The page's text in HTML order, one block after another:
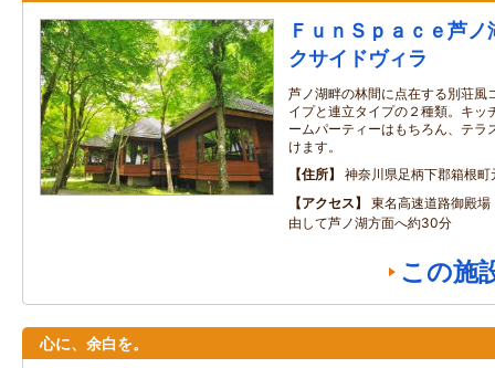
ＦｕｎＳｐａｃｅ芦
クサイドヴィラ
芦ノ湖畔の林間に点在する別荘風
イプと連立タイプの２種類。キッ
ームパーティーはもちろん、テラ
けます。
住所
神奈川県足柄下郡箱根町
アクセス
東名高速道路御殿
由して芦ノ湖方面へ約30分
この施
心に、余白を。